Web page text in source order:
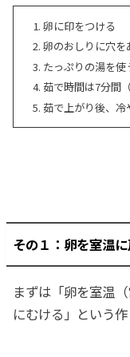
卵に印をつける
卵のおしりに穴を
たっぷりの湯を使
茹で時間は7分間
茹で上がり後、冷
その１：卵を室温
まずは「卵を室温
にむける」という作